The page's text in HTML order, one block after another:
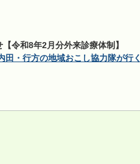
令和8年2月分外来診療体制】
・行方の地域おこし協力隊が行く